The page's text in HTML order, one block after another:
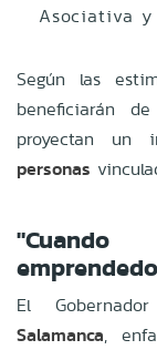
Asociativa y
Según las
beneficiarán
proyectan un
personas
El
Salamanca,